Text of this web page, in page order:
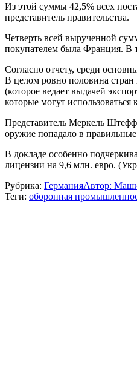
Из этой суммы 42,5% всех
представитель правительства.
Четверть всей вырученной
покупателем была Франция. В
Согласно отчету, среди
В целом ровно половина
(которое ведает выдачей
которые могут
Представитель Меркель
оружие попадало в
В докладе особенно
лицензии на 9,6 млн. евро.
Рубрика: ГерманияАвтор:
Теги: оборонная